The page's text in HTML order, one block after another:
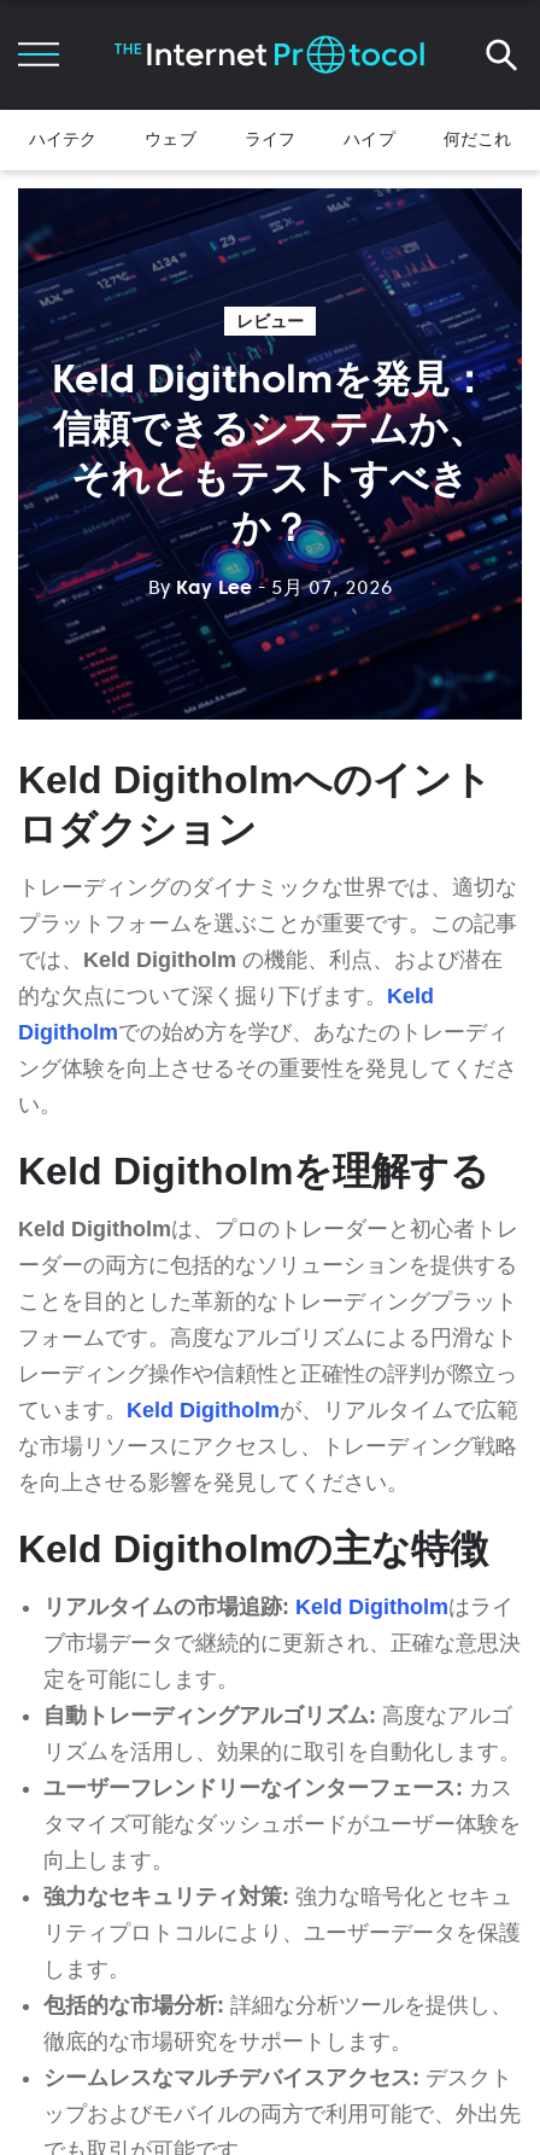
ハイテク ウェブ ライフ ハイプ 何だこれ
レビュー
Keld Digitholmを発見：
信頼できるシステムか、
それともテストすべき
か？
By Kay Lee - 5月 07, 2026
Keld Digitholmへのイント
ロダクション
トレーディングのダイナミックな世界では、適切な
プラットフォームを選ぶことが重要です。この記事
では、 Keld Digitholm の機能、利点、および潜在
的な欠点について深く掘り下げます。 Keld
Digitholmでの始め方を学び、あなたのトレーディ
ング体験を向上させるその重要性を発見してくださ
い。
Keld Digitholmを理解する
Keld Digitholmは、プロのトレーダーと初心者トレ
ーダーの両方に包括的なソリューションを提供する
ことを目的とした革新的なトレーディングプラット
フォームです。高度なアルゴリズムによる円滑なト
レーディング操作や信頼性と正確性の評判が際立っ
ています。 Keld Digitholmが、リアルタイムで広範
な市場リソースにアクセスし、トレーディング戦略
を向上させる影響を発見してください。
Keld Digitholmの主な特徴
リアルタイムの市場追跡: Keld Digitholmはライ
ブ市場データで継続的に更新され、正確な意思決
定を可能にします。
自動トレーディングアルゴリズム: 高度なアルゴ
リズムを活用し、効果的に取引を自動化します。
ユーザーフレンドリーなインターフェース: カス
タマイズ可能なダッシュボードがユーザー体験を
向上します。
強力なセキュリティ対策: 強力な暗号化とセキュ
リティプロトコルにより、ユーザーデータを保護
します。
包括的な市場分析: 詳細な分析ツールを提供し、
徹底的な市場研究をサポートします。
シームレスなマルチデバイスアクセス: デスクト
ップおよびモバイルの両方で利用可能で、外出先
でも取引が可能です。